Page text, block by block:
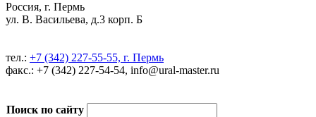
Россия, г. Пермь
ул. В. Васильева, д.3 корп. Б
тел.: +7 (342) 227-55-55, г. Пермь
факс.: +7 (342) 227-54-54, info@ural-master.ru
Поиск по сайту